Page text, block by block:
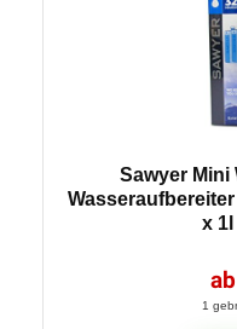
Sawyer Mini
x 1l
1